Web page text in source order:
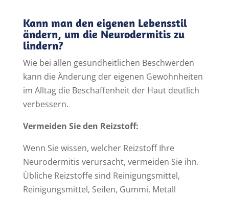
Kann man den eigenen Lebensstil
ändern, um die Neurodermitis zu
lindern?
Wie bei allen gesundheitlichen Beschwerden
kann die Änderung der eigenen Gewohnheiten
im Alltag die Beschaffenheit der Haut deutlich
verbessern.
Vermeiden Sie den Reizstoff:
Wenn Sie wissen, welcher Reizstoff Ihre
Neurodermitis verursacht, vermeiden Sie ihn.
Übliche Reizstoffe sind Reinigungsmittel,
Reinigungsmittel, Seifen, Gummi, Metall